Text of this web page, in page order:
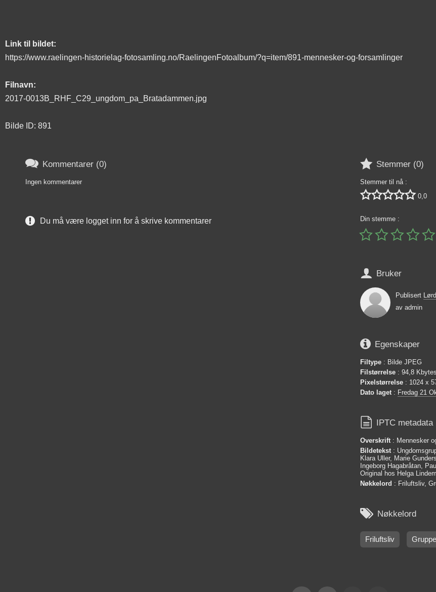
Link til bildet:
https://www.raelingen-historielag-fotosamling.no/RaelingenFotoalbum/?q=item/891-mennesker-og-forsamlinger
Filnavn:
2017-0013B_RHF_C29_ungdom_pa_Bratadammen.jpg
Bilde ID: 891
 Stemmer (0)
Stemmer til nå :
 0,0
Din stemme :

 Bruker
Publisert
av admin
 Egenskaper
Filtype : Bilde JPEG
Filstørrelse : 94,8 Kbytes
Pixelstørrelse : 1024 x
Dato laget : Fredag 21
 IPTC metadata
Overskrift : Mennesker
Bildetekst :
Klara Uller, Marie
Ingeborg Hagabråtan,
Original hos Helga
Nøkkelord : Friluftsliv,
 Nøkkelord
Friluftsliv
 Kommentarer (0)
Ingen kommentarer
Du må være logget inn for å skrive kommentarer